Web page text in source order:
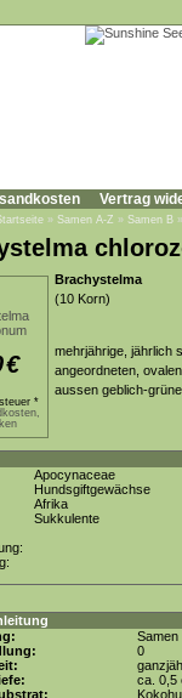
Vertrag
» Samen A-Z » Samen B
€
*
Brachystelma
(10 Korn)
mehrjährige, jährlich
angeordneten,
aussen geblich-
Apocynaceae
Hundsgiftgewächse
Afrika
Sukkulente
Samen
0
ca. 0,5